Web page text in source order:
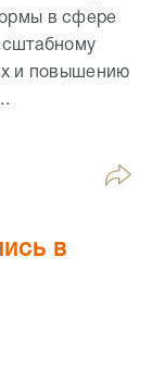
в сфере
и повышению
в